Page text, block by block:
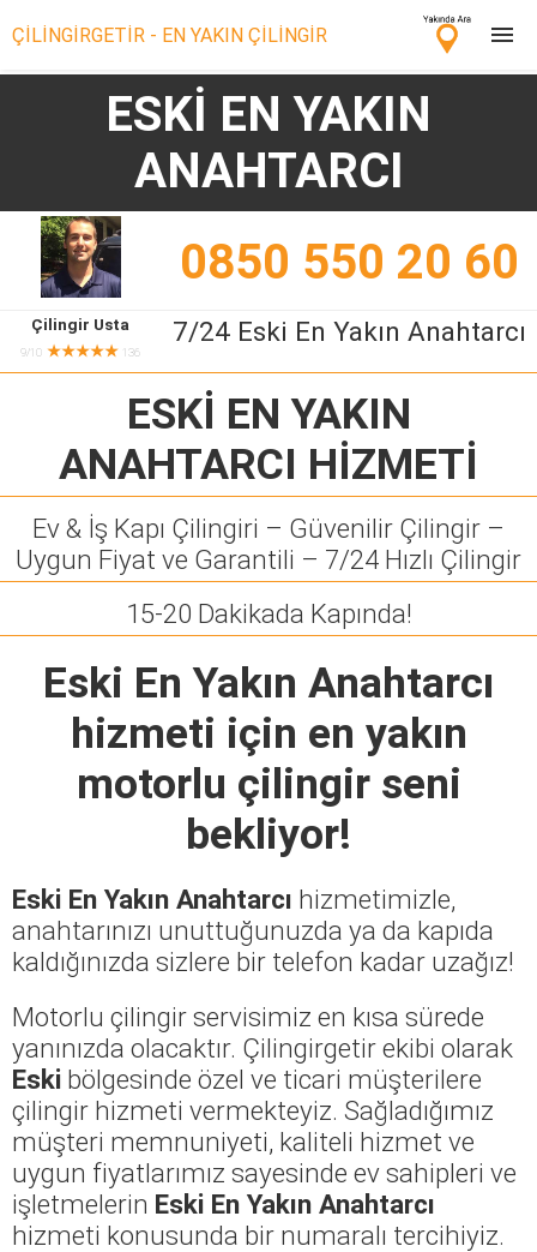
ÇİLİNGİRGETİR - EN YAKIN ÇİLİNGİR
Çilingir misin? Bize Katıl!
ESKİ EN YAKIN
ANAHTARCI
0850 550 20 60
Çilingir Usta
9/10 ★★★★★ 136
7/24 Eski En Yakın Anahtarcı
ESKİ EN YAKIN
ANAHTARCI HİZMETİ
Ev & İş Kapı Çilingiri – Güvenilir Çilingir –
Uygun Fiyat ve Garantili – 7/24 Hızlı Çilingir
15-20 Dakikada Kapında!
Eski En Yakın Anahtarcı
hizmeti için en yakın
motorlu çilingir seni
bekliyor!
Eski En Yakın Anahtarcı hizmetimizle,
anahtarınızı unuttuğunuzda ya da kapıda
kaldığınızda sizlere bir telefon kadar uzağız!
Motorlu çilingir servisimiz en kısa sürede
yanınızda olacaktır. Çilingirgetir ekibi olarak
Eski bölgesinde özel ve ticari müşterilere
çilingir hizmeti vermekteyiz. Sağladığımız
müşteri memnuniyeti, kaliteli hizmet ve
uygun fiyatlarımız sayesinde ev sahipleri ve
işletmelerin Eski En Yakın Anahtarcı
hizmeti konusunda bir numaralı tercihiyiz.